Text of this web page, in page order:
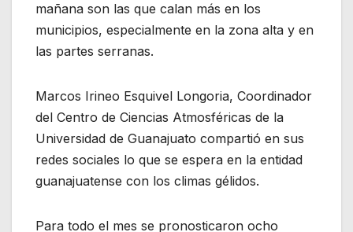
mañana son las que calan más en los
municipios, especialmente en la zona alta y en
las partes serranas.
Marcos Irineo Esquivel Longoria, Coordinador
del Centro de Ciencias Atmosféricas de la
Universidad de Guanajuato compartió en sus
redes sociales lo que se espera en la entidad
guanajuatense con los climas gélidos.
Para todo el mes se pronosticaron ocho